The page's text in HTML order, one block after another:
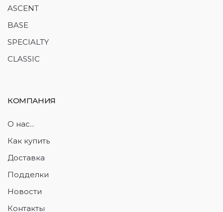
ASCENT
BASE
SPECIALTY
CLASSIC
КОМПАНИЯ
О нас...
Как купить
Доставка
Подделки
Новости
Контакты